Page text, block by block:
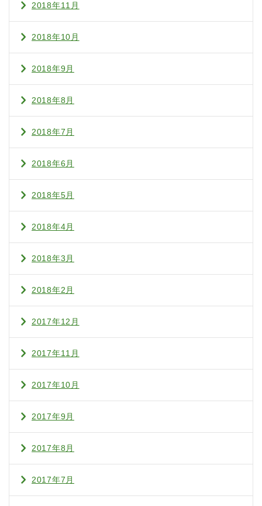
2018年11月
2018年10月
2018年9月
2018年8月
2018年7月
2018年6月
2018年5月
2018年4月
2018年3月
2018年2月
2017年12月
2017年11月
2017年10月
2017年9月
2017年8月
2017年7月